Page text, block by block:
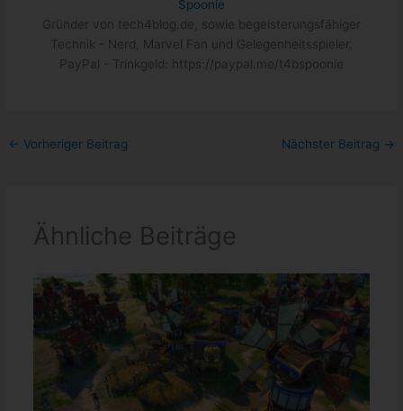
Spoonie
Gründer von tech4blog.de, sowie begeisterungsfähiger
Technik - Nerd, Marvel Fan und Gelegenheitsspieler.
PayPal - Trinkgeld: https://paypal.me/t4bspoonie
← Vorheriger Beitrag Nächster Beitrag →
Ähnliche Beiträge